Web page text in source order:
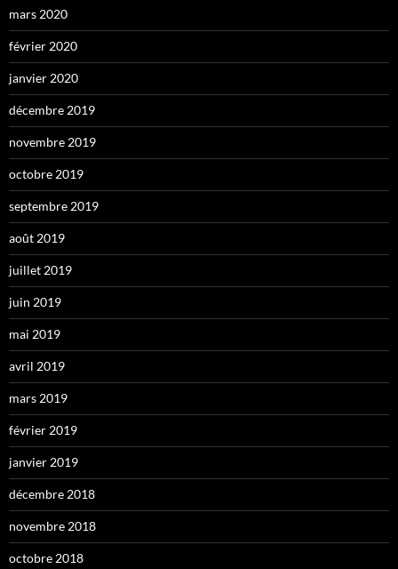
mars 2020
février 2020
janvier 2020
décembre 2019
novembre 2019
octobre 2019
septembre 2019
août 2019
juillet 2019
juin 2019
mai 2019
avril 2019
mars 2019
février 2019
janvier 2019
décembre 2018
novembre 2018
octobre 2018